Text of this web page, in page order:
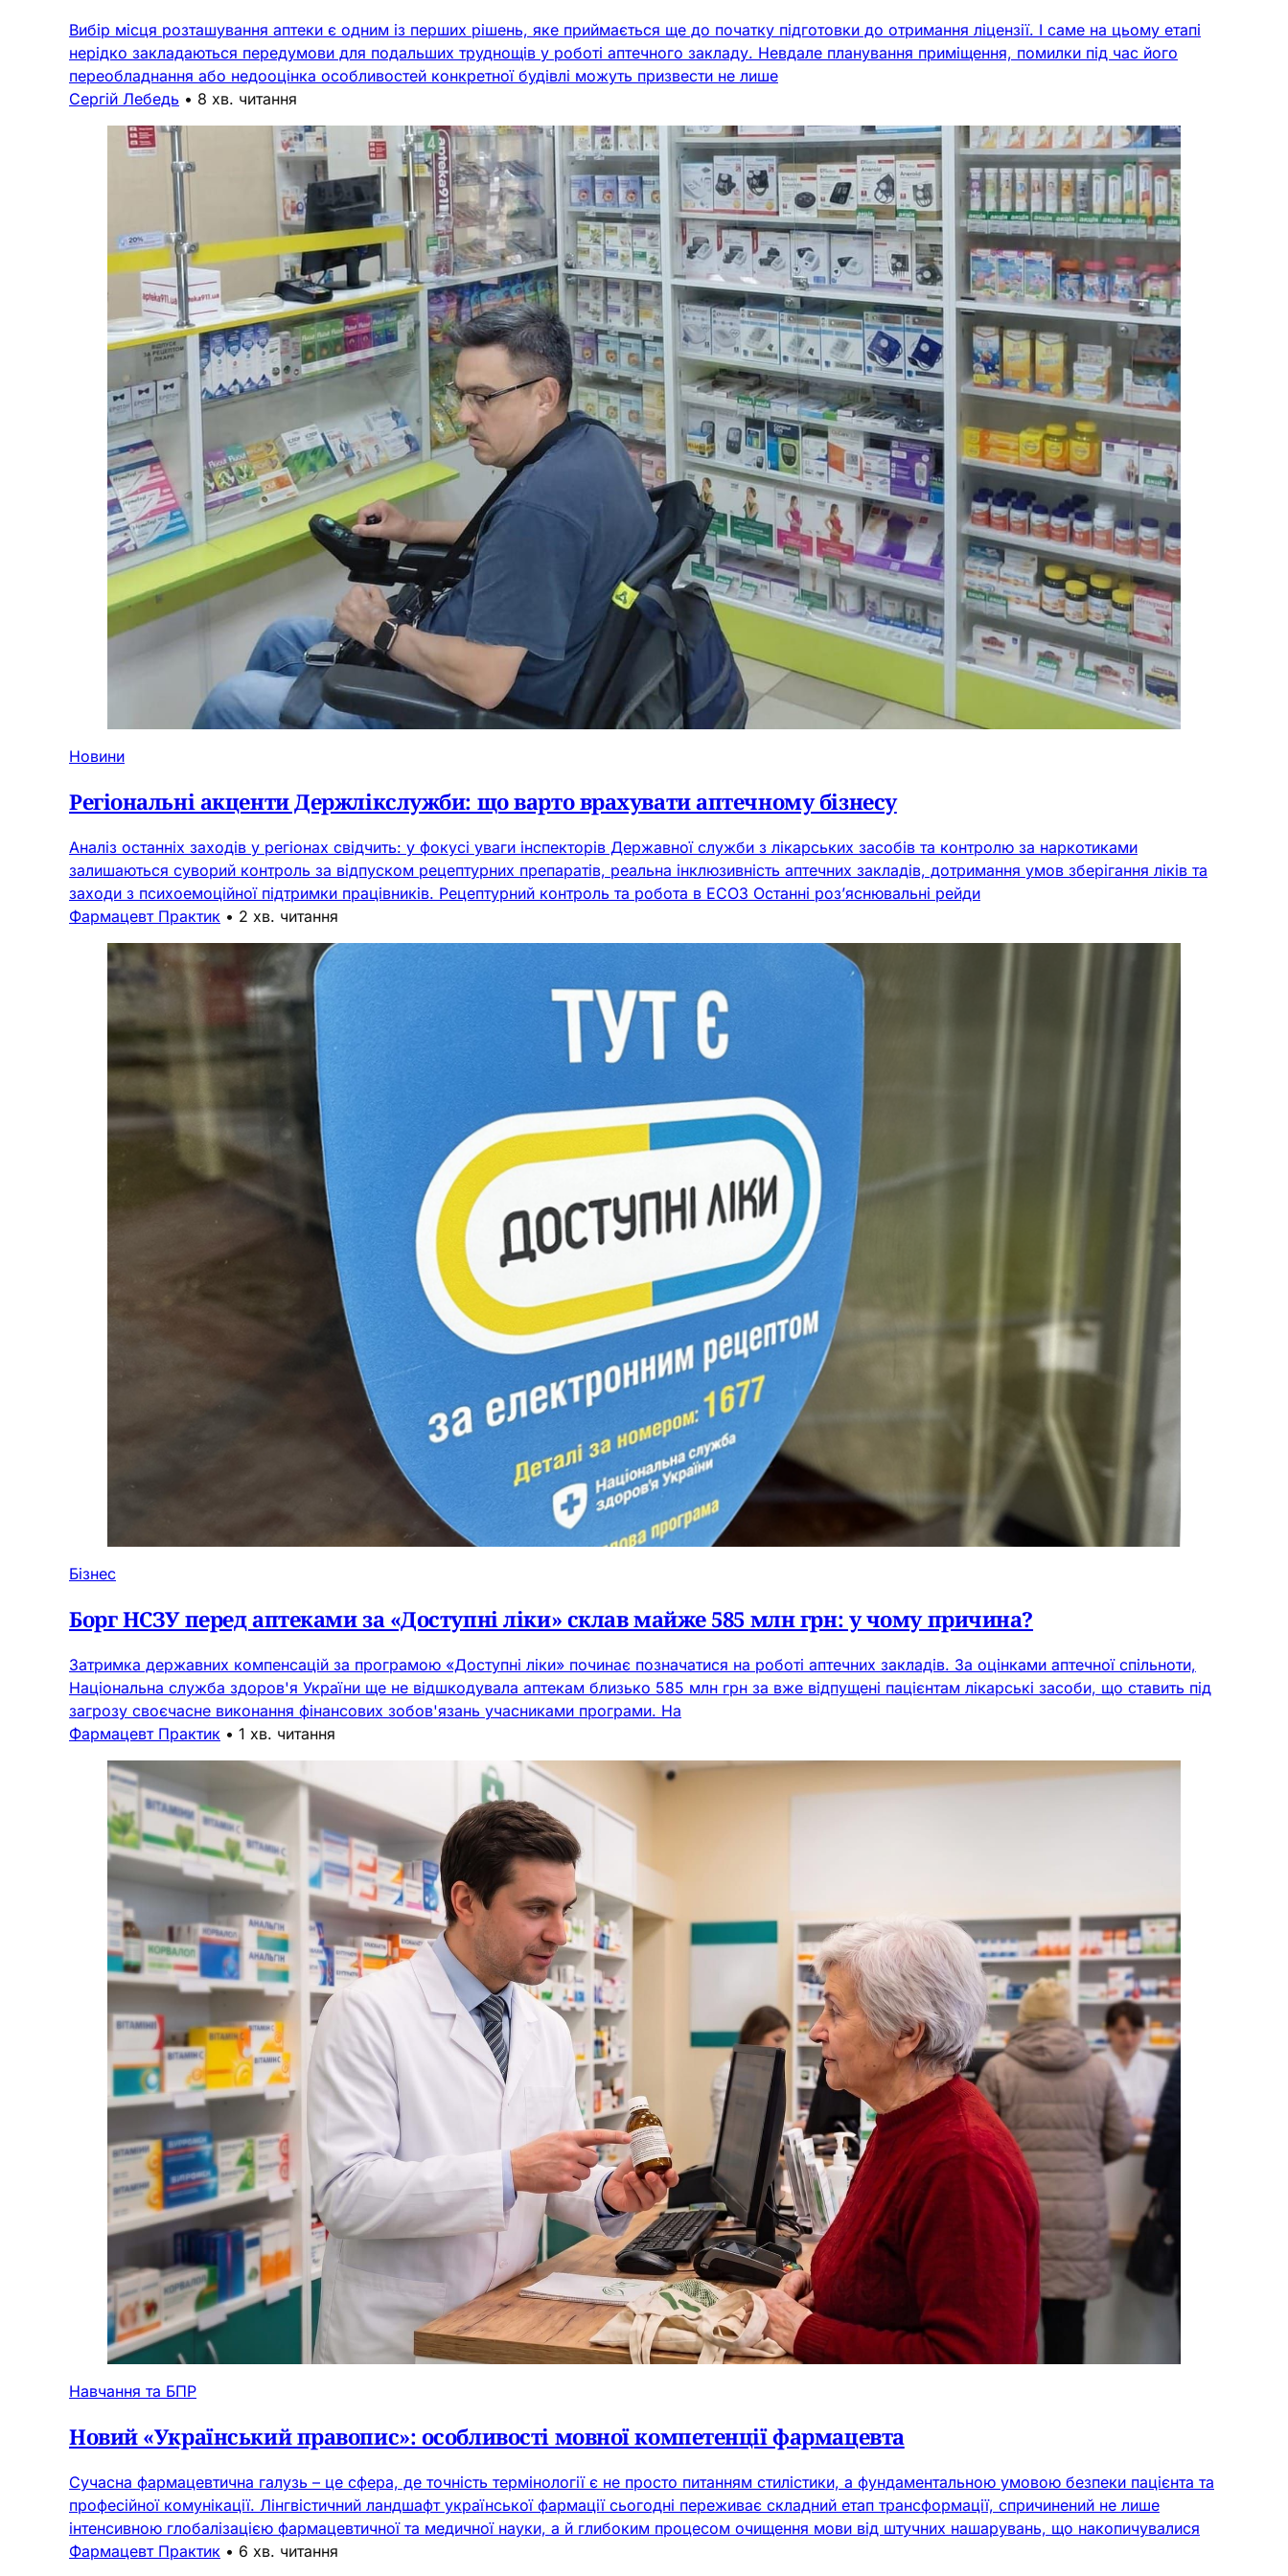
Вибір місця розташування аптеки є одним із перших рішень, яке приймається ще до початку підготовки до отримання ліцензії. І саме на цьому етапі
нерідко закладаються передумови для подальших труднощів у роботі аптечного закладу. Невдале планування приміщення, помилки під час його
переобладнання або недооцінка особливостей конкретної будівлі можуть призвести не лише
Сергій Лебедь • 8 хв. читання
Новини
Регіональні акценти Держлікслужби: що варто врахувати аптечному бізнесу
Аналіз останніх заходів у регіонах свідчить: у фокусі уваги інспекторів Державної служби з лікарських засобів та контролю за наркотиками
залишаються суворий контроль за відпуском рецептурних препаратів, реальна інклюзивність аптечних закладів, дотримання умов зберігання ліків та
заходи з психоемоційної підтримки працівників. Рецептурний контроль та робота в ЕСОЗ Останні роз’яснювальні рейди
Фармацевт Практик • 2 хв. читання
Бізнес
Борг НСЗУ перед аптеками за «Доступні ліки» склав майже 585 млн грн: у чому причина?
Затримка державних компенсацій за програмою «Доступні ліки» починає позначатися на роботі аптечних закладів. За оцінками аптечної спільноти,
Національна служба здоров'я України ще не відшкодувала аптекам близько 585 млн грн за вже відпущені пацієнтам лікарські засоби, що ставить під
загрозу своєчасне виконання фінансових зобов'язань учасниками програми. На
Фармацевт Практик • 1 хв. читання
Навчання та БПР
Новий «Український правопис»: особливості мовної компетенції фармацевта
Сучасна фармацевтична галузь – це сфера, де точність термінології є не просто питанням стилістики, а фундаментальною умовою безпеки пацієнта та
професійної комунікації. Лінгвістичний ландшафт української фармації сьогодні переживає складний етап трансформації, спричинений не лише
інтенсивною глобалізацією фармацевтичної та медичної науки, а й глибоким процесом очищення мови від штучних нашарувань, що накопичувалися
Фармацевт Практик • 6 хв. читання